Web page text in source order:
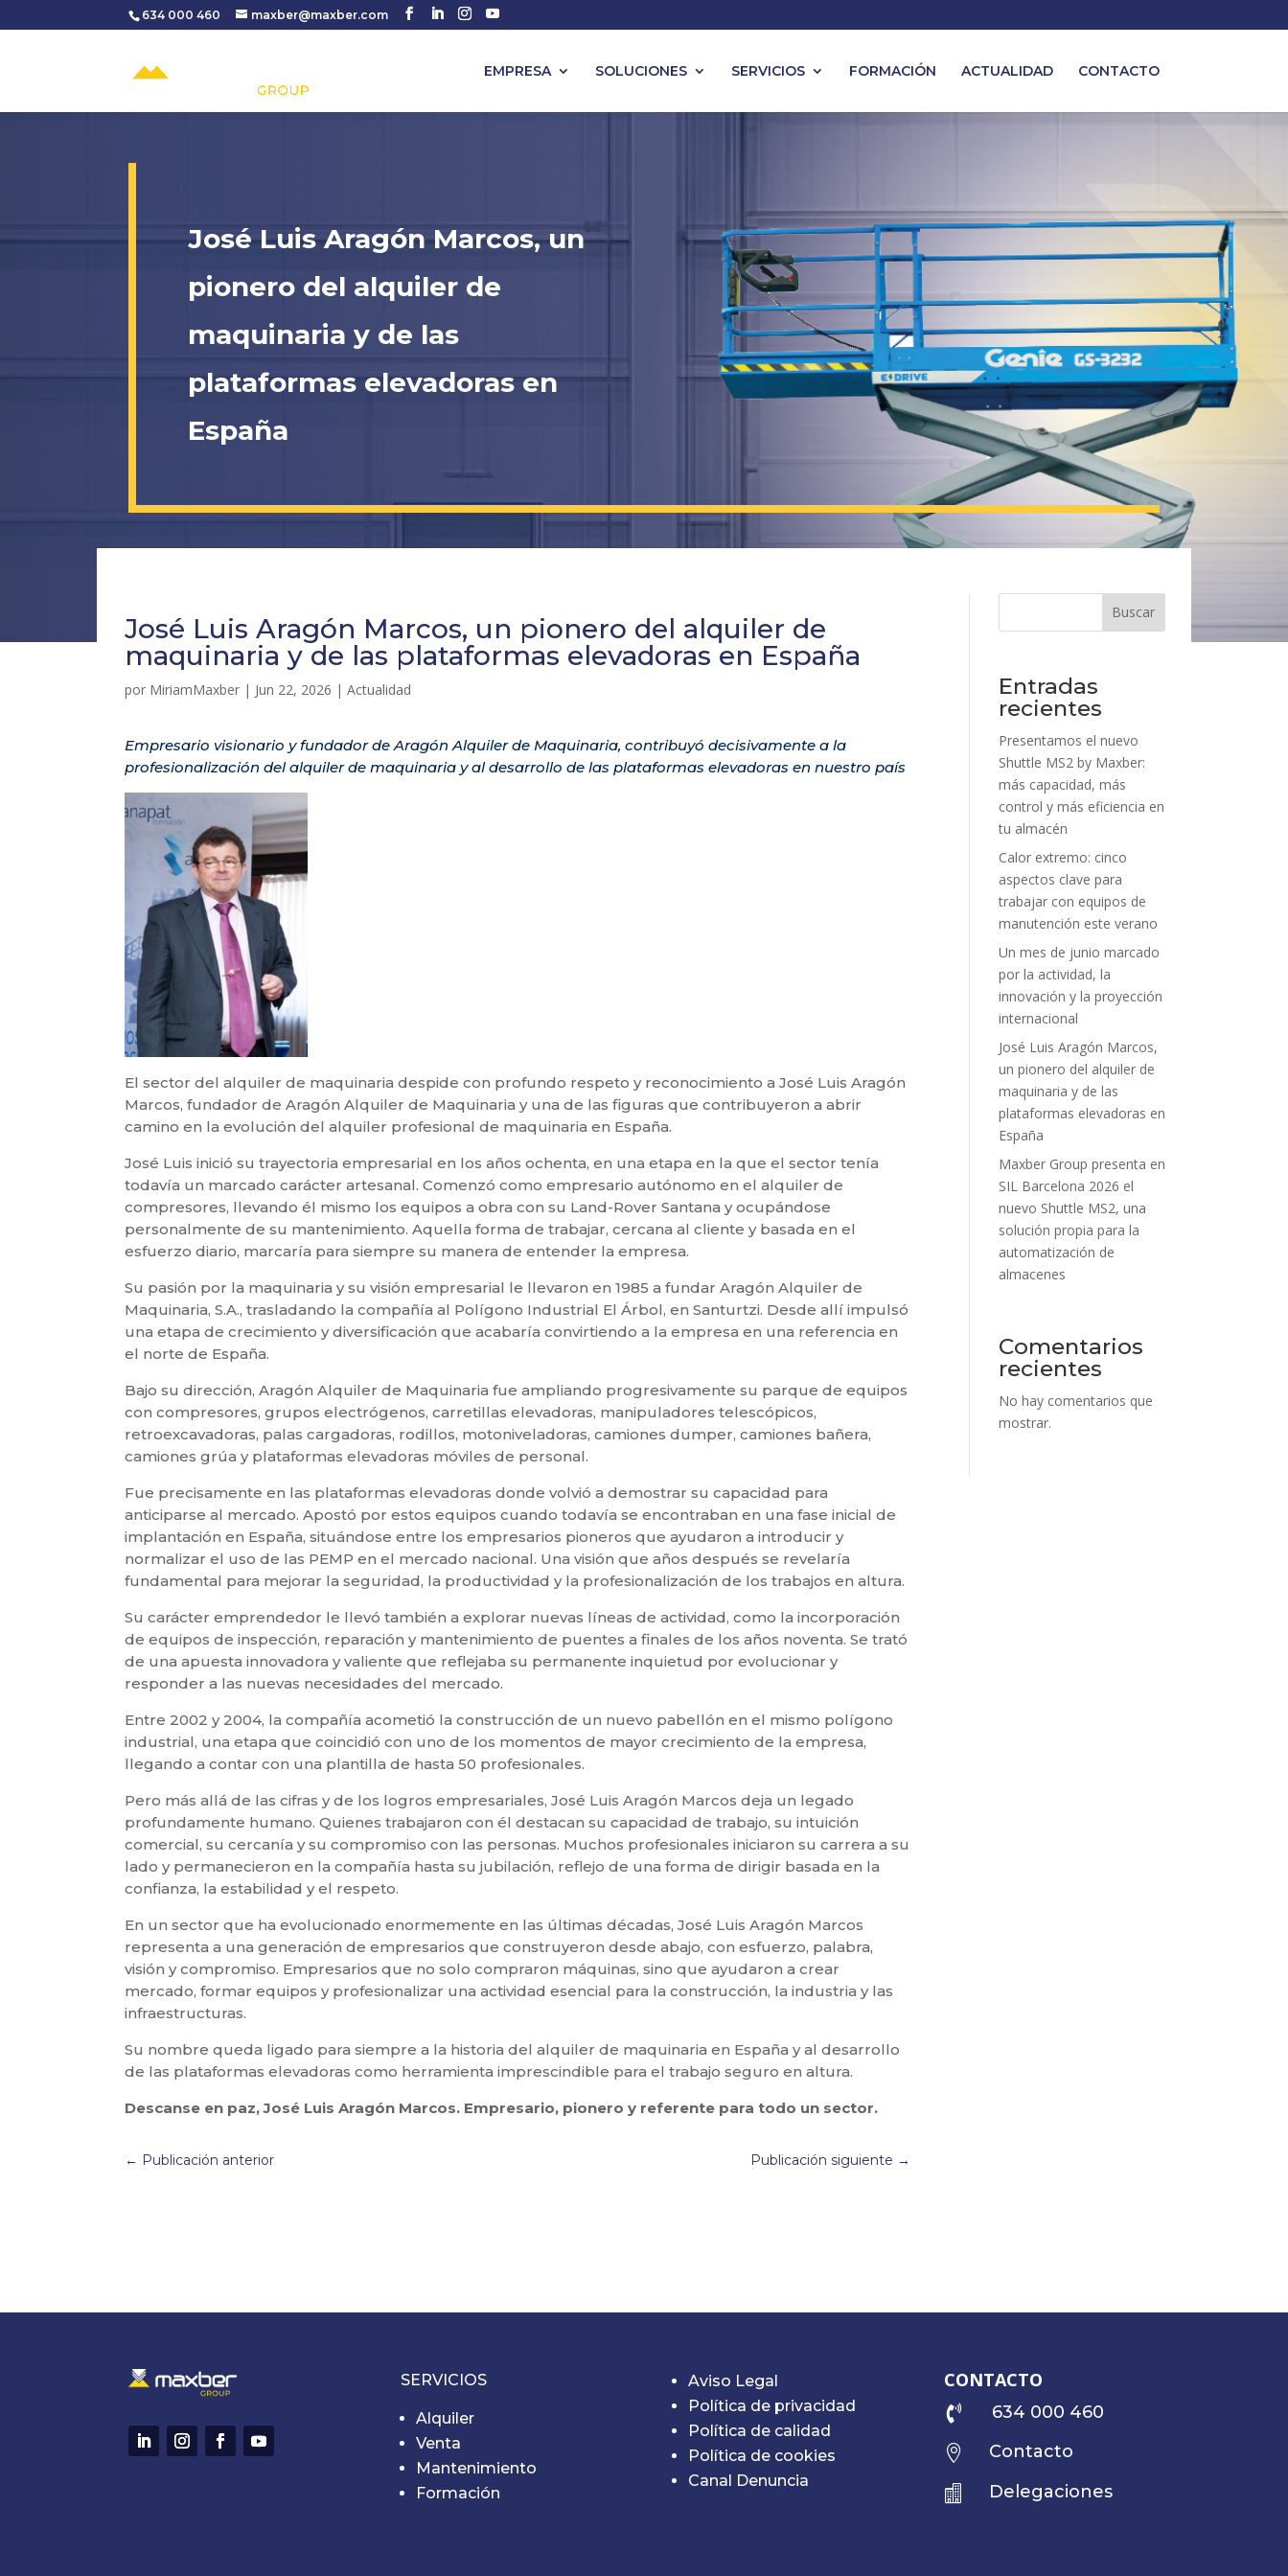
634 000 460 maxber@maxber.com
EMPRESA SOLUCIONES SERVICIOS FORMACIÓN ACTUALIDAD CONTACTO
José Luis Aragón Marcos, un
pionero del alquiler de
maquinaria y de las
plataformas elevadoras en
España
José Luis Aragón Marcos, un pionero del alquiler de
maquinaria y de las plataformas elevadoras en España
por MiriamMaxber| Jun 22, 2026 | Actualidad
Empresario visionario y fundador de Aragón Alquiler de Maquinaria, contribuyó decisivamente a la
profesionalización del alquiler de maquinaria y al desarrollo de las plataformas elevadoras en nuestro país
El sector del alquiler de maquinaria despide con profundo respeto y reconocimiento a José Luis Aragón
Marcos, fundador de Aragón Alquiler de Maquinaria y una de las figuras que contribuyeron a abrir
camino en la evolución del alquiler profesional de maquinaria en España.
José Luis inició su trayectoria empresarial en los años ochenta, en una etapa en la que el sector tenía
todavía un marcado carácter artesanal. Comenzó como empresario autónomo en el alquiler de
compresores, llevando él mismo los equipos a obra con su Land-Rover Santana y ocupándose
personalmente de su mantenimiento. Aquella forma de trabajar, cercana al cliente y basada en el
esfuerzo diario, marcaría para siempre su manera de entender la empresa.
Su pasión por la maquinaria y su visión empresarial le llevaron en 1985 a fundar Aragón Alquiler de
Maquinaria, S.A., trasladando la compañía al Polígono Industrial El Árbol, en Santurtzi. Desde allí impulsó
una etapa de crecimiento y diversificación que acabaría convirtiendo a la empresa en una referencia en
el norte de España.
Bajo su dirección, Aragón Alquiler de Maquinaria fue ampliando progresivamente su parque de equipos
con compresores, grupos electrógenos, carretillas elevadoras, manipuladores telescópicos,
retroexcavadoras, palas cargadoras, rodillos, motoniveladoras, camiones dumper, camiones bañera,
camiones grúa y plataformas elevadoras móviles de personal.
Fue precisamente en las plataformas elevadoras donde volvió a demostrar su capacidad para
anticiparse al mercado. Apostó por estos equipos cuando todavía se encontraban en una fase inicial de
implantación en España, situándose entre los empresarios pioneros que ayudaron a introducir y
normalizar el uso de las PEMP en el mercado nacional. Una visión que años después se revelaría
fundamental para mejorar la seguridad, la productividad y la profesionalización de los trabajos en altura.
Su carácter emprendedor le llevó también a explorar nuevas líneas de actividad, como la incorporación
de equipos de inspección, reparación y mantenimiento de puentes a finales de los años noventa. Se trató
de una apuesta innovadora y valiente que reflejaba su permanente inquietud por evolucionar y
responder a las nuevas necesidades del mercado.
Entre 2002 y 2004, la compañía acometió la construcción de un nuevo pabellón en el mismo polígono
industrial, una etapa que coincidió con uno de los momentos de mayor crecimiento de la empresa,
llegando a contar con una plantilla de hasta 50 profesionales.
Pero más allá de las cifras y de los logros empresariales, José Luis Aragón Marcos deja un legado
profundamente humano. Quienes trabajaron con él destacan su capacidad de trabajo, su intuición
comercial, su cercanía y su compromiso con las personas. Muchos profesionales iniciaron su carrera a su
lado y permanecieron en la compañía hasta su jubilación, reflejo de una forma de dirigir basada en la
confianza, la estabilidad y el respeto.
En un sector que ha evolucionado enormemente en las últimas décadas, José Luis Aragón Marcos
representa a una generación de empresarios que construyeron desde abajo, con esfuerzo, palabra,
visión y compromiso. Empresarios que no solo compraron máquinas, sino que ayudaron a crear
mercado, formar equipos y profesionalizar una actividad esencial para la construcción, la industria y las
infraestructuras.
Su nombre queda ligado para siempre a la historia del alquiler de maquinaria en España y al desarrollo
de las plataformas elevadoras como herramienta imprescindible para el trabajo seguro en altura.
Descanse en paz, José Luis Aragón Marcos. Empresario, pionero y referente para todo un sector.
← Publicación anterior Publicación siguiente →
Buscar
Entradas
recientes
Presentamos el nuevo
Shuttle MS2 by Maxber:
más capacidad, más
control y más eficiencia en
tu almacén
Calor extremo: cinco
aspectos clave para
trabajar con equipos de
manutención este verano
Un mes de junio marcado
por la actividad, la
innovación y la proyección
internacional
José Luis Aragón Marcos,
un pionero del alquiler de
maquinaria y de las
plataformas elevadoras en
España
Maxber Group presenta en
SIL Barcelona 2026 el
nuevo Shuttle MS2, una
solución propia para la
automatización de
almacenes
Comentarios
recientes
No hay comentarios que
mostrar.
SERVICIOS
Alquiler
Venta
Mantenimiento
Formación
Aviso Legal
Política de privacidad
Política de calidad
Política de cookies
Canal Denuncia
CONTACTO
 634 000 460
 Contacto
 Delegaciones